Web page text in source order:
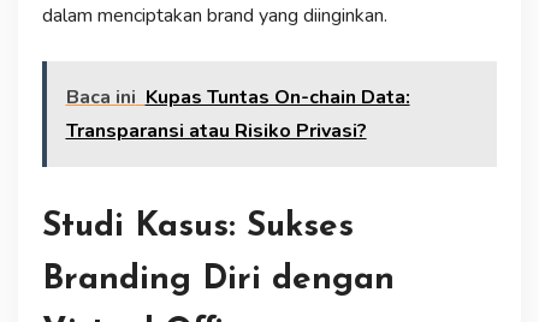
dalam menciptakan brand yang diinginkan.
Baca ini Kupas Tuntas On-chain Data:
Transparansi atau Risiko Privasi?
Studi Kasus: Sukses
Branding Diri dengan